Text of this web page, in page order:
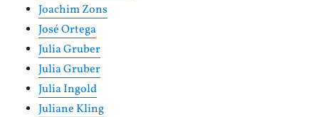
Joachim Zons
José Ortega
Julia Gruber
Julia Gruber
Julia Ingold
Juliane Kling